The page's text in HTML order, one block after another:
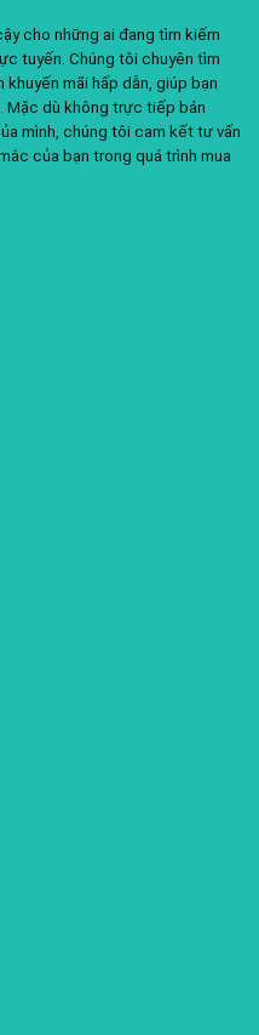
cho những ai đang tìm kiếm
tuyến. Chúng tôi chuyên tìm
mãi hấp dẫn, giúp bạn
Mặc dù không trực tiếp bán
mình, chúng tôi cam kết tư vấn
của bạn trong quá trình mua